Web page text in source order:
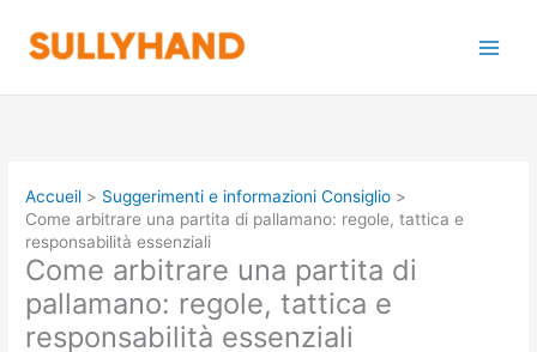
contenu
Accueil
Suggerimenti e informazioni Consiglio
Come arbitrare una partita di pallamano: regole, tattica e
responsabilità essenziali
Come arbitrare una partita di
pallamano: regole, tattica e
responsabilità essenziali